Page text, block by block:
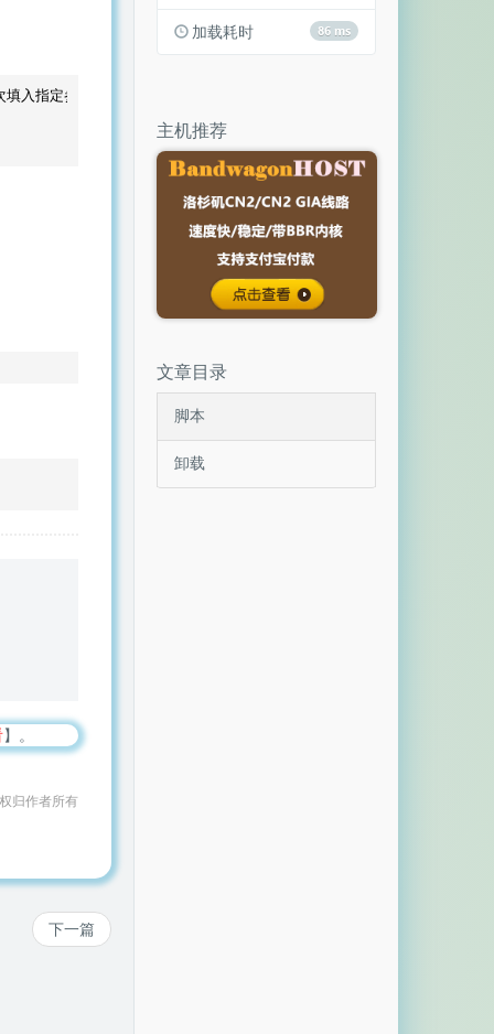
入指定参数。
】。
归作者所有
下一篇
86 ms
加载耗时
主机推荐
文章目录
脚本
卸载